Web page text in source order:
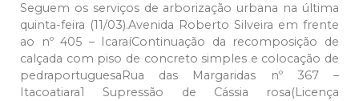
Seguem os serviços de arborização urbana na última
quinta-feira (11/03).Avenida Roberto Silveira em frente
ao nº 405 – IcaraíContinuação da recomposição de
calçada com piso de concreto simples e colocação de
pedraportuguesaRua das Margaridas nº 367 –
Itacoatiara1 Supressão de Cássia rosa(Licença